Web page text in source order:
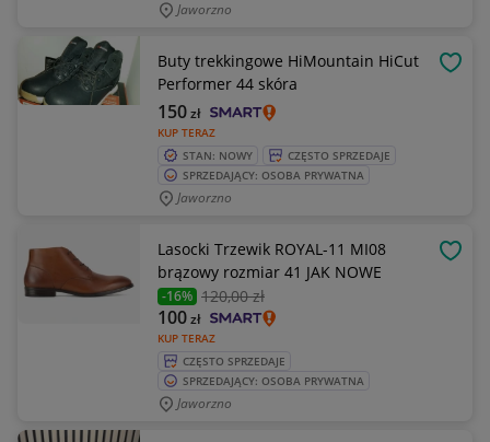
Jaworzno
Buty trekkingowe HiMountain HiCut
Performer 44 skóra
KUP TERAZ
150zł
STAN: NOWY
CZĘSTO SPRZEDAJE
SPRZEDAJĄCY: OSOBA PRYWATNA
Jaworzno
Lasocki Trzewik ROYAL-11 MI08
brązowy rozmiar 41 JAK NOWE
-16% 120,00 zł
KUP TERAZ
100zł
CZĘSTO SPRZEDAJE
SPRZEDAJĄCY: OSOBA PRYWATNA
Jaworzno